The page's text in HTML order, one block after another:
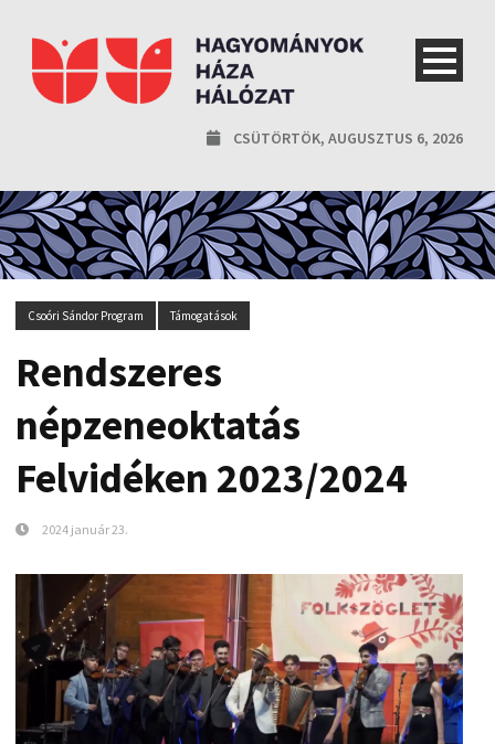
CSÜTÖRTÖK, AUGUSZTUS 6, 2026
Csoóri Sándor Program Támogatások
Rendszeres
népzeneoktatás
Felvidéken 2023/2024
2024 január 23.